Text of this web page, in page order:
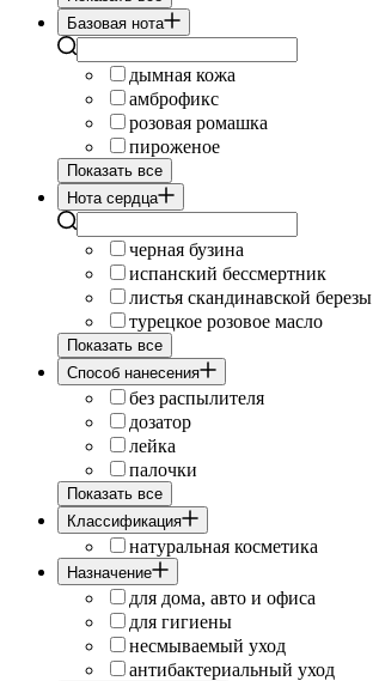
Базовая нота
дымная кожа
амброфикс
розовая ромашка
пироженое
Показать все
Нота сердца
черная бузина
испанский бессмертник
листья скандинавской березы
турецкое розовое масло
Показать все
Cпособ нанесения
без распылителя
дозатор
лейка
палочки
Показать все
Классификация
натуральная косметика
Назначение
для дома, авто и офиса
для гигиены
несмываемый уход
антибактериальный уход